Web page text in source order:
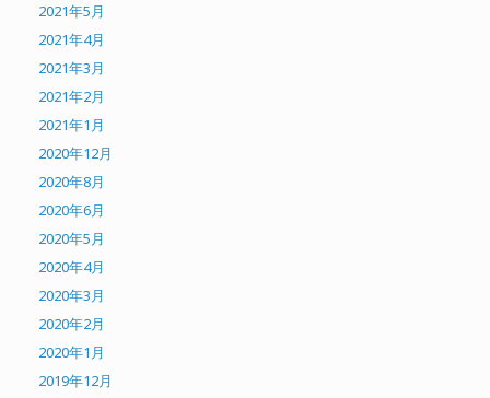
2021年5月
2021年4月
2021年3月
2021年2月
2021年1月
2020年12月
2020年8月
2020年6月
2020年5月
2020年4月
2020年3月
2020年2月
2020年1月
2019年12月